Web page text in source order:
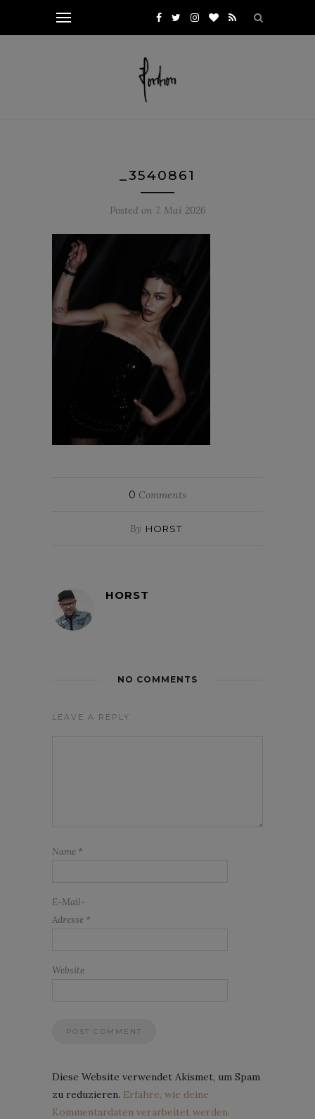
_3540861
Posted on 7. Mai 2026
0 Comments
By HORST
HORST
NO COMMENTS
LEAVE A REPLY
Name *
E-Mail-
Adresse *
Website
Diese Website verwendet Akismet, um Spam
zu reduzieren. Erfahre, wie deine
Kommentardaten verarbeitet werden.